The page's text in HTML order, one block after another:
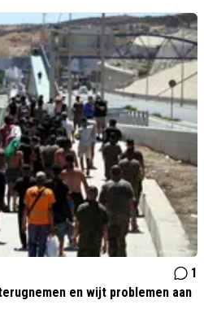
1
en wijt problemen aan